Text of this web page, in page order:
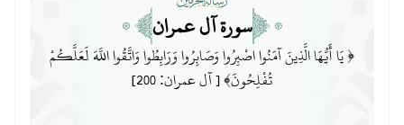
سورة آل عمران
﴿ يَا أَيُّهَا الَّذِينَ آمَنُوا اصْبِرُوا وَصَابِرُوا وَرَابِطُوا وَاتَّقُوا اللَّهَ لَعَلَّكُمْ
تُفْلِحُونَ﴾ [ آل عمران: 200]